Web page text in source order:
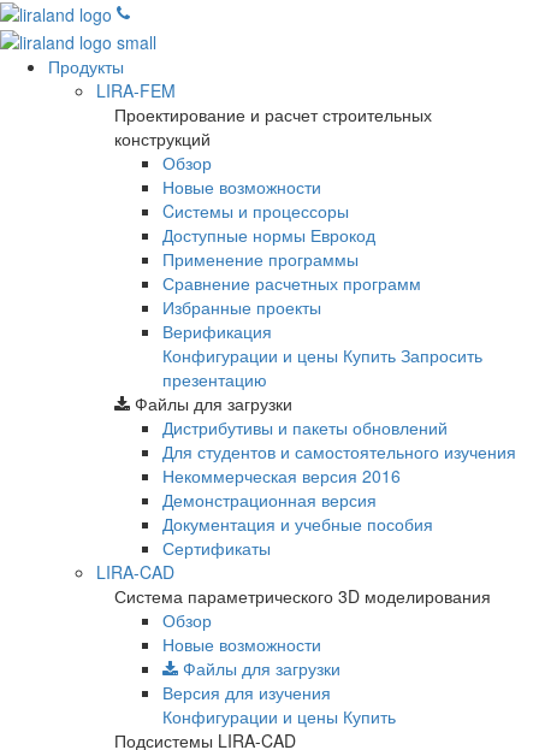
Продукты
LIRA-FEM
Проектирование и расчет строительных
конструкций
Обзор
Новые возможности
Cистемы и процессоры
Доступные нормы Еврокод
Применение программы
Сравнение расчетных программ
Избранные проекты
Верификация
Конфигурации и цены Купить Запросить
презентацию
Файлы для загрузки
Дистрибутивы и пакеты обновлений
Для студентов и самостоятельного изучения
Некоммерческая версия 2016
Демонстрационная версия
Документация и учебные пособия
Сертификаты
LIRA-CAD
Система параметрического 3D моделирования
Обзор
Новые возможности
Файлы для загрузки
Версия для изучения
Конфигурации и цены Купить
Подсистемы LIRA-CAD